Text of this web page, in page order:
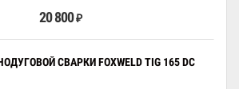
20 800 ₽
СВАРКИ FOXWELD TIG 165 DC